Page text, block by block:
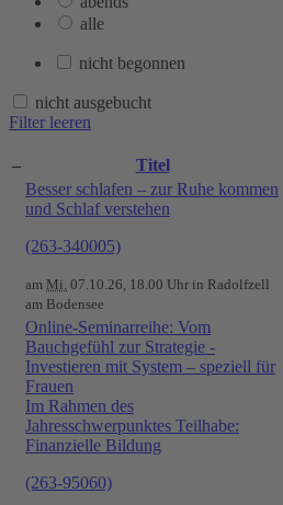
alle
nicht begonnen
nicht ausgebucht
Filter leeren
– Titel
Besser schlafen – zur Ruhe kommen
und Schlaf verstehen
(263-340005)
am Mi. 07.10.26, 18.00 Uhr in Radolfzell
am Bodensee
Online-Seminarreihe: Vom
Bauchgefühl zur Strategie -
Investieren mit System – speziell für
Frauen
Im Rahmen des
Jahresschwerpunktes Teilhabe:
Finanzielle Bildung
(263-95060)